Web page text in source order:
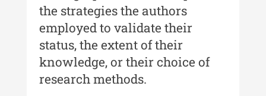
MediCult - Revista de mediere
culturală II (2023)
Indexul Complet
Acta Pangratia
the strategies the authors
employed to validate their
status, the extent of their
knowledge, or their choice of
research methods.